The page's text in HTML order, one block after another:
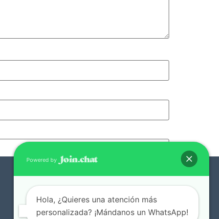
Powered by
Hola, ¿Quieres una atención más
personalizada? ¡Mándanos un WhatsApp!